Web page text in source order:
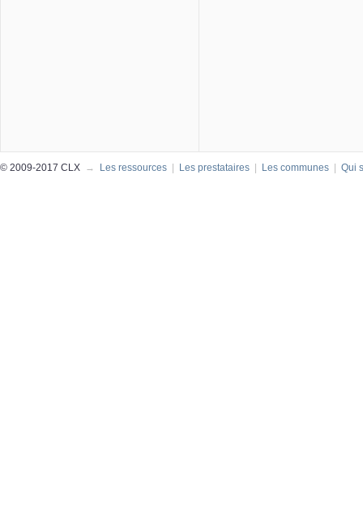
© 2009-2017 CLX → Les ressources Les prestataires Les communes Qui